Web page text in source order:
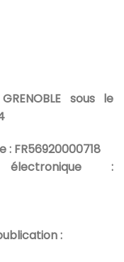
sous le
: FR56920000718
:
: